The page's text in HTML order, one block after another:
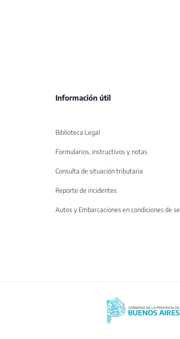
Información útil
Biblioteca Legal
Formularios, instructivos y notas
Consulta de situación tributaria
Reporte de incidentes
Autos y Embarcaciones en condiciones de